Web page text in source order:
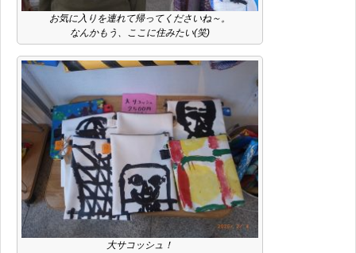
お気に入りを連れて帰ってくださいね～。
なんかもう、ここに住みたい(笑)
大サコッシュ！